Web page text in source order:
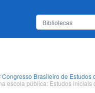
Congresso Brasileiro de
escola pública: Estudos